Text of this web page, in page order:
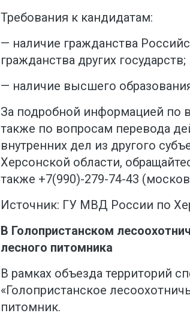
Требования к кандидатам:
— наличие гражданства
гражданства других государств;
— наличие высшего
За подробной информацией по
также по вопросам перевода
внутренних дел из другого
Херсонской области,
также +7(990)-279-74-43
Источник: ГУ МВД России по
В Голопристанском
лесного питомника
В рамках объезда территорий
«Голопристанское
питомник.